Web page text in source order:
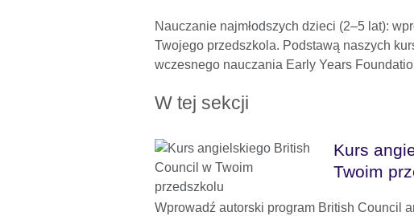
Nauczanie najmłodszych dzieci (2–5 lat):
Twojego przedszkola. Podstawą naszych
wczesnego nauczania Early Years
W tej sekcji
Kurs
Twoim
Wprowadź autorski program British Council